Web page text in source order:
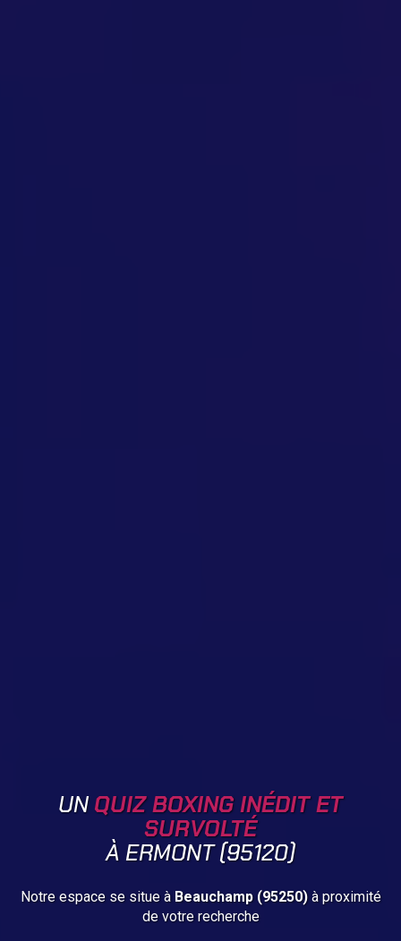
UNQUIZ BOXING INÉDIT ET
SURVOLTÉ
À ERMONT (95120)
Notre espace se situe à Beauchamp (95250)à proximité
de votre recherche